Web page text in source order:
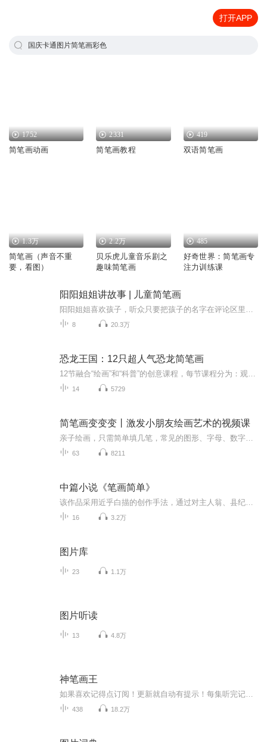
打开APP
国庆卡通图片简笔画彩色
1752
简笔画动画
2331
简笔画教程
419
双语简笔画
1.3万
简笔画（声音不重
要，看图）
2.2万
贝乐虎儿童音乐剧之
趣味简笔画
485
好奇世界：简笔画专
注力训练课
阳阳姐姐讲故事 | 儿童简笔画
8 20.3万
恐龙王国：12只超人气恐龙简笔画
14 5729
简笔画变变变丨激发小朋友绘画艺术的视频课
63 8211
中篇小说《笔画简单》
16 3.2万
图片库
23 1.1万
图片听读
13 4.8万
神笔画王
438 18.2万